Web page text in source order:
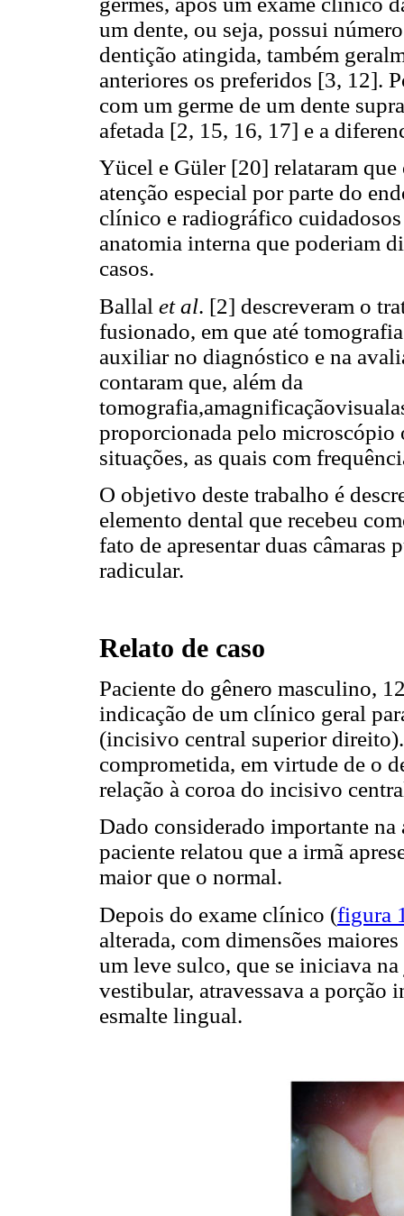
um dente, ou seja, possui
dentição atingida, também
anteriores os preferidos [3, 12].
com um germe de um dente
afetada [2, 15, 16, 17] e a
Yücel e Güler [20] relataram que
atenção especial por parte do
clínico e radiográfico
anatomia interna que poderiam
casos.
Ballal et al. [2] descreveram o
fusionado, em que até
auxiliar no diagnóstico e na
contaram que, além da
proporcionada pelo microscópio
situações, as quais com
O objetivo deste trabalho é
elemento dental que recebeu
fato de apresentar duas câmaras
radicular.
Relato de caso
Paciente do gênero masculino,
indicação de um clínico geral
(incisivo central superior
comprometida, em virtude de o
relação à coroa do incisivo
Dado considerado importante
paciente relatou que a irmã
maior que o normal.
Depois do exame clínico (figura
alterada, com dimensões
um leve sulco, que se iniciava
vestibular, atravessava a porção
esmalte lingual.